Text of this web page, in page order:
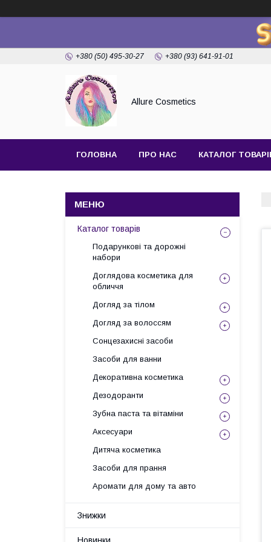
+380 (50) 495-30-27 +380 (93) 641-91-01
Allure Cosmetics
ГОЛОВНА ПРО НАС КАТАЛОГ
Каталог товарів
Подарункові та дорожні
набори
Доглядова косметика для
обличчя
Догляд за тілом
Догляд за волоссям
Сонцезахисні засоби
Засоби для ванни
Декоративна косметика
Дезодоранти
Зубна паста та вітаміни
Аксесуари
Дитяча косметика
Засоби для прання
Аромати для дому та авто
Знижки